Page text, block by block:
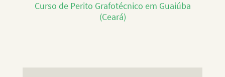
Curso de Perito Grafotécnico em Guaiúba
(Ceará)